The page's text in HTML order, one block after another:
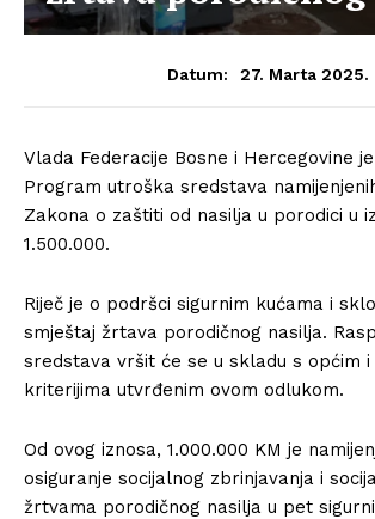
Datum: 27. Marta 2025.
Vlada Federacije Bosne i Hercegovine
Program utroška sredstava
Zakona o zaštiti od nasilja u porodici u
1.500.000.
Riječ je o podršci sigurnim kućama i
smještaj žrtava porodičnog nasilja.
sredstava vršit će se u skladu s općim i
kriterijima utvrđenim ovom odlukom.
Od ovog iznosa, 1.000.000 KM je
osiguranje socijalnog zbrinjavanja i
žrtvama porodičnog nasilja u pet